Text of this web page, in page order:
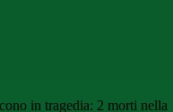
in tragedia: 2 morti nella